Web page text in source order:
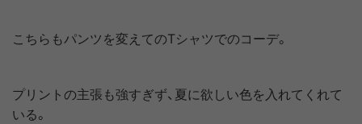
こちらもパンツを変えてのTシャツでのコーデ。
プリントの主張も強すぎず、夏に欲しい色を入れてくれて
いる。